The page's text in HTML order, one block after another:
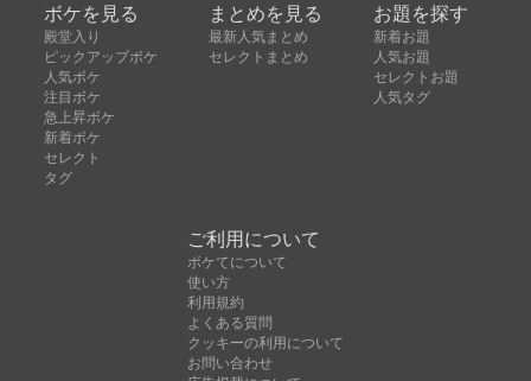
ボケを見る
殿堂入り
ピックアップボケ
人気ボケ
注目ボケ
急上昇ボケ
新着ボケ
セレクト
タグ
まとめを見る
最新人気まとめ
セレクトまとめ
お題を探す
新着お題
人気お題
セレクトお題
人気タグ
ご利用について
ボケてについて
使い方
利用規約
よくある質問
クッキーの利用について
お問い合わせ